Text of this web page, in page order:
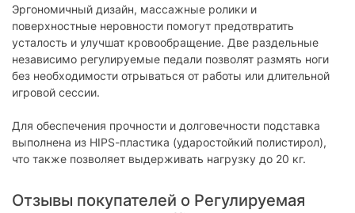
Эргономичный дизайн, массажные ролики и
поверхностные неровности помогут предотвратить
усталость и улучшат кровообращение. Две раздельные
независимо регулируемые педали позволят размять ноги
без необходимости отрываться от работы или длительной
игровой сессии.
Для обеспечения прочности и долговечности подставка
выполнена из HIPS-пластика (ударостойкий полистирол),
что также позволяет выдерживать нагрузку до 20 кг.
Отзывы покупателей о Регулируемая